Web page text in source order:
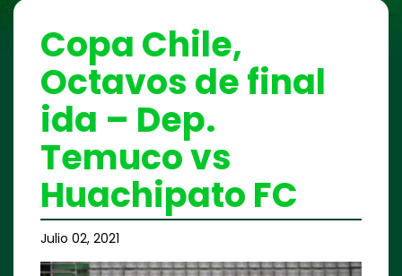
Copa Chile,
Octavos de final
ida – Dep.
Temuco vs
Huachipato FC
Julio 02, 2021